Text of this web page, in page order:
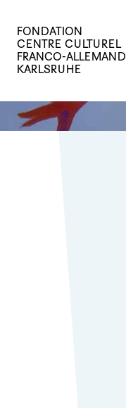
FONDATION
CENTRE CULTUREL
FRANCO-ALLEMAND
KARLSRUHE